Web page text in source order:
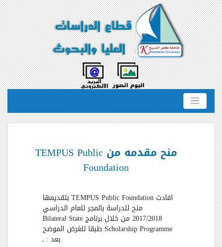
منح مقدمه من TEMPUS Public
Foundation
افادت TEMPUS Public Foundation بتقديمها
منح للدراسة بالمجر للعام الدراسي
2017/2018 من خلال برنامج Bilateral State
Scholarship Programme طبقا للغرض الموضح
بعد : ـ